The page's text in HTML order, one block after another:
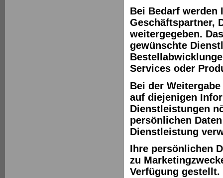
Bei Bedarf werden
Geschäftspartner,
weitergegeben.
gewünschte
Services oder
Bei der
auf diejenigen
Dienstleistungen
persönlichen
Dienstleistung
Ihre persönlichen
zu
Verfügung gestellt.